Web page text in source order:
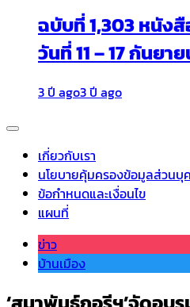
ฉบับที่ 1,303 หนัง
วันที่ 11 – 17 กันยา
3 ปี ago3 ปี ago
เกี่ยวกับเรา
นโยบายคุ้มครองข้อมูลส่วนบุ
ข้อกำหนดและเงื่อนไข
แผนที่
ข่าว
บ้านเมือง